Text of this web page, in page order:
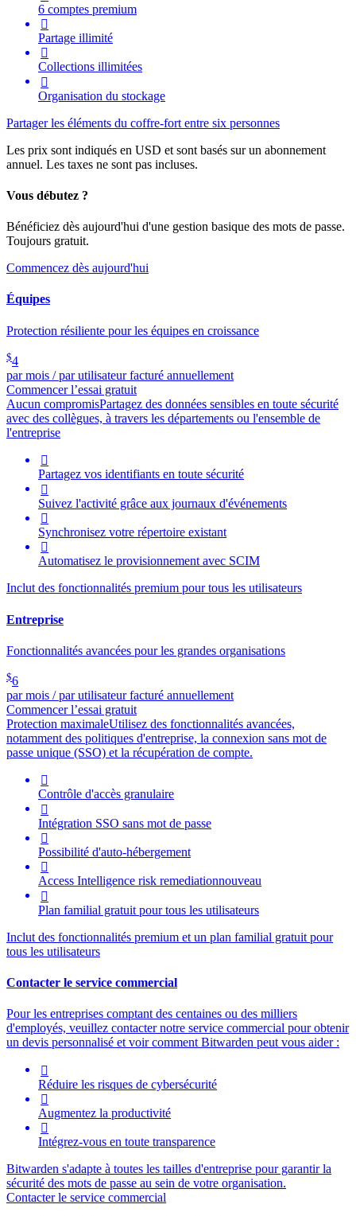
6 comptes premium

Partage illimité

Collections illimitées

Organisation du stockage
Partager les éléments du coffre-fort entre six personnes
Les prix sont indiqués en USD et sont basés sur un abonnement
annuel. Les taxes ne sont pas incluses.
Vous débutez ?
Bénéficiez dès aujourd'hui d'une gestion basique des mots de passe.
Toujours gratuit.
Commencez dès aujourd'hui
Équipes
Protection résiliente pour les équipes en croissance
$4
par mois / par utilisateur facturé annuellement
Commencer l’essai gratuit
Aucun compromisPartagez des données sensibles en toute sécurité
avec des collègues, à travers les départements ou l'ensemble de
l'entreprise

Partagez vos identifiants en toute sécurité

Suivez l'activité grâce aux journaux d'événements

Synchronisez votre répertoire existant

Automatisez le provisionnement avec SCIM
Inclut des fonctionnalités premium pour tous les utilisateurs
Entreprise
Fonctionnalités avancées pour les grandes organisations
$6
par mois / par utilisateur facturé annuellement
Commencer l’essai gratuit
Protection maximaleUtilisez des fonctionnalités avancées,
notamment des politiques d'entreprise, la connexion sans mot de
passe unique (SSO) et la récupération de compte.

Contrôle d'accès granulaire

Intégration SSO sans mot de passe

Possibilité d'auto-hébergement

Access Intelligence risk remediationnouveau

Plan familial gratuit pour tous les utilisateurs
Inclut des fonctionnalités premium et un plan familial gratuit pour
tous les utilisateurs
Contacter le service commercial
Pour les entreprises comptant des centaines ou des milliers
d'employés, veuillez contacter notre service commercial pour obtenir
un devis personnalisé et voir comment Bitwarden peut vous aider :

Réduire les risques de cybersécurité

Augmentez la productivité

Intégrez-vous en toute transparence
Bitwarden s'adapte à toutes les tailles d'entreprise pour garantir la
sécurité des mots de passe au sein de votre organisation.
Contacter le service commercial